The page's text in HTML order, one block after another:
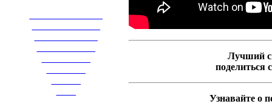
Лучший
поделиться
Узнавайте о